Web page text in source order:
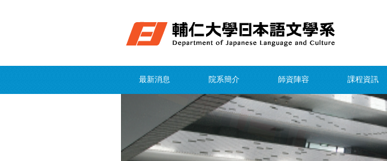
最新消息 院系簡介 師資陣容 課程資訊